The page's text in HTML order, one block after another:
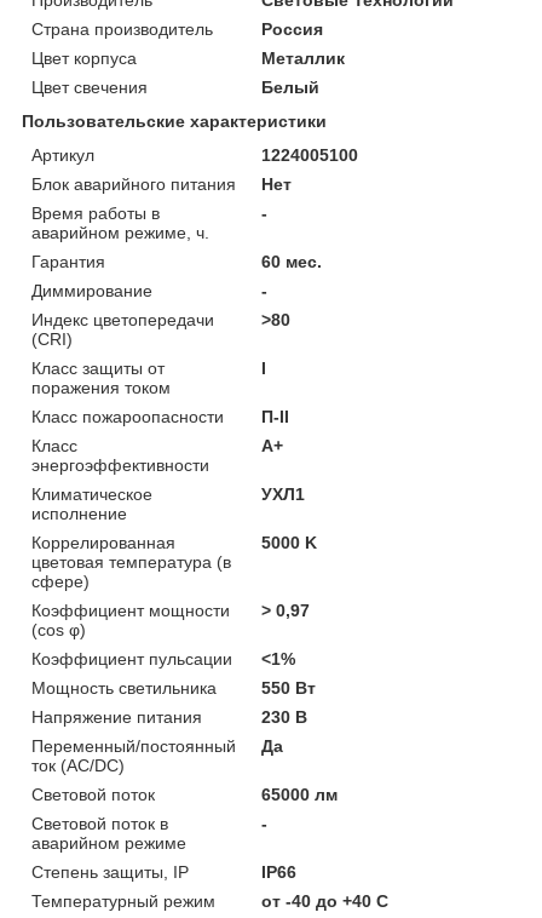
Страна производитель
Россия
Цвет корпуса
Металлик
Цвет свечения
Белый
Пользовательские характеристики
Артикул
1224005100
Блок аварийного питания
Нет
Время работы в
аварийном режиме, ч.
-
Гарантия
60 мес.
Диммирование
-
Индекс цветопередачи
(CRI)
>80
Класс защиты от
поражения током
I
Класс пожароопасности
П-ІІ
Класс
энергоэффективности
A+
Климатическое
исполнение
УХЛ1
Коррелированная
цветовая температура (в
сфере)
5000 K
Коэффициент мощности
(cos φ)
> 0,97
Коэффициент пульсации
<1%
Мощность светильника
550 Вт
Напряжение питания
230 В
Переменный/постоянный
ток (AC/DC)
Да
Световой поток
65000 лм
Световой поток в
аварийном режиме
-
Степень защиты, IP
IP66
Температурный режим
от -40 до +40 C